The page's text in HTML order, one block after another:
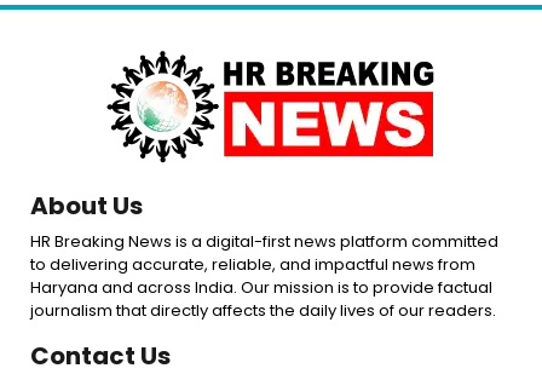
About Us
HR Breaking News is a digital-first news platform committed
to delivering accurate, reliable, and impactful news from
Haryana and across India. Our mission is to provide factual
journalism that directly affects the daily lives of our readers.
Contact Us